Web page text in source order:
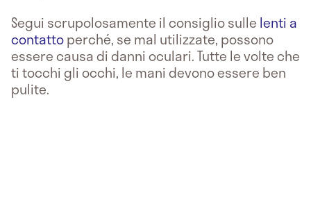
Segui scrupolosamente il consiglio sulle lenti a
contattoperché, se mal utilizzate, possono
essere causa di danni oculari. Tutte le volte che
ti tocchi gli occhi, le mani devono essere ben
pulite.